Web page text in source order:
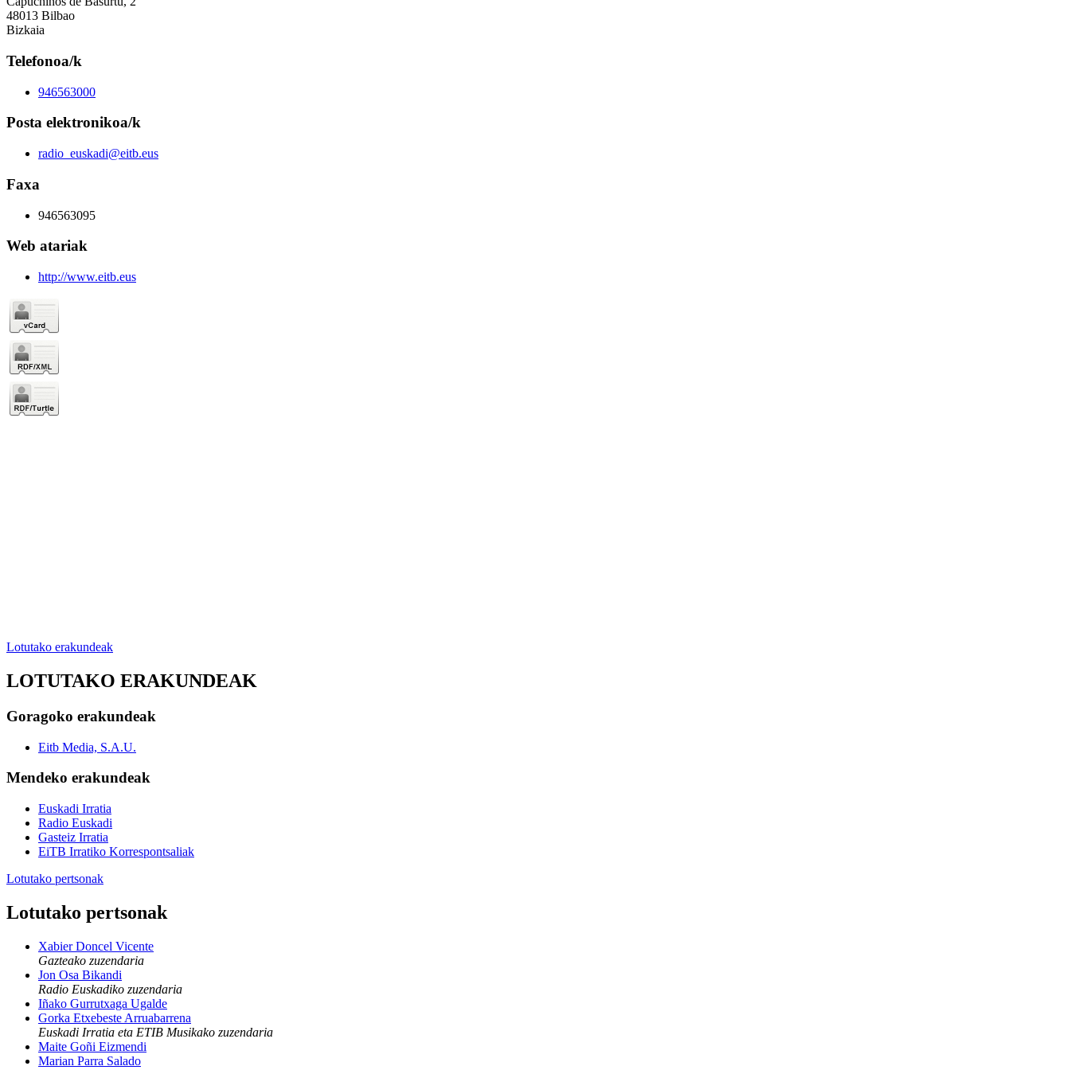
48013 Bilbao
Bizkaia
Telefonoa/k
946563000
Posta elektronikoa/k
radio_euskadi@eitb.eus
Faxa
946563095
Web atariak
http://www.eitb.eus
Lotutako erakundeak
LOTUTAKO ERAKUNDEAK
Goragoko erakundeak
Eitb Media, S.A.U.
Mendeko erakundeak
Euskadi Irratia
Radio Euskadi
Gasteiz Irratia
EiTB Irratiko Korrespontsaliak
Lotutako pertsonak
Lotutako pertsonak
Xabier Doncel Vicente
Gazteako zuzendaria
Jon Osa Bikandi
Radio Euskadiko zuzendaria
Iñako Gurrutxaga Ugalde
Gorka Etxebeste Arruabarrena
Euskadi Irratia eta ETIB Musikako zuzendaria
Maite Goñi Eizmendi
Marian Parra Salado